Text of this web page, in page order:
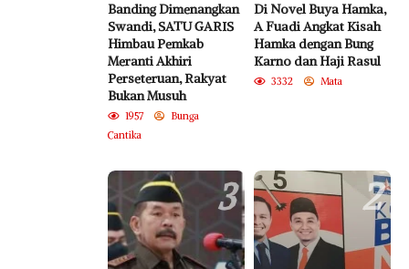
Banding Dimenangkan
Swandi, SATU GARIS
Himbau Pemkab
Meranti Akhiri
Perseteruan, Rakyat
Bukan Musuh
1957
Bunga
Cantika
Di Novel Buya Hamka,
A Fuadi Angkat Kisah
Hamka dengan Bung
Karno dan Haji Rasul
3332 Mata
3 2